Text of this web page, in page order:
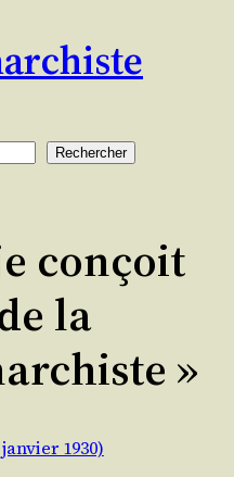
Rechercher
conçoit
la
»
1930)